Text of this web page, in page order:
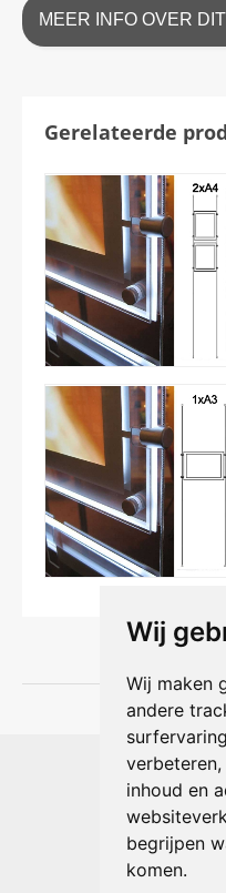
Wij
Wij maken
andere
inhoud en
begrijpen
komen.
MEER INFO OVER
Gerelateerde
Max
6716 BE
Telefoon:
E-mail:
Geopend: ma